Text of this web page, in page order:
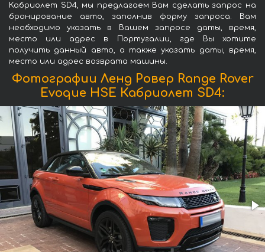
Кабриолет SD4, мы предлагаем Вам сделать запрос на
бронирование авто, заполнив форму запроса. Вам
необходимо указать в Вашем запросе даты, время,
место или адрес в Португалии, где Вы хотите
получить данный авто, а также указать даты, время,
место или адрес возврата машины.
Фотографии Ленд Ровер Range Rover
Evoque HSE Кабриолет SD4: